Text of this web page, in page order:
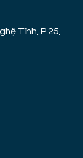
Tĩnh, P.25,